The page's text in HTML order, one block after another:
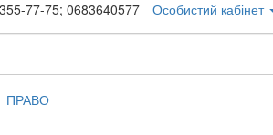
77-75; 0683640577 Особистий кабінет
ПРАВО